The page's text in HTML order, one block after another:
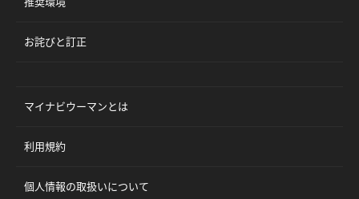
お詫びと訂正
マイナビウーマンとは
利用規約
個人情報の取扱いについて